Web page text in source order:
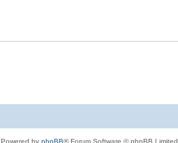
Powered by phpBB® Forum Software © phpBB Limited